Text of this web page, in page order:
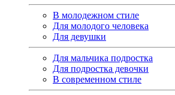
В молодежном стиле
Для молодого человека
Для девушки
Для мальчика подростка
Для подростка девочки
В современном стиле